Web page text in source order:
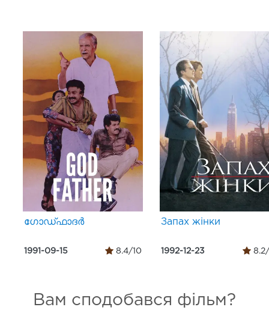
ഗോഡ്ഫാദർ
1991-09-15 8.4/10
Запах жінки
1992-12-23 8.2/
Вам сподобався фільм?